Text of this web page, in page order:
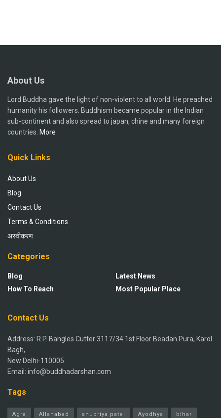
About Us
Lord Buddha gave the light of non-violent to all world. He preached
humanity his followers. Buddhism became popular in the Indian
sub-continent and also spread to japan, chine and many foreign
countries. More
Quick Links
About Us
Blog
Contact Us
Terms & Conditions
अस्वीकरण
Categories
Blog
How To Reach
Latest News
Most Popular Place
Contact Us
Address: R.P. Bangles Cutter 3117/34 1st Floor Beadan Pura, Karol
Bagh,
New Delhi-110005
Email: info@buddhadarshan.com
Tags
Agra Allahabad anupriya patel Ayodhya bihar